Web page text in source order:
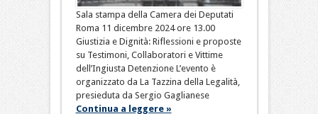
Sala stampa della Camera dei Deputati
Roma 11 dicembre 2024 ore 13.00
Giustizia e Dignità: Riflessioni e proposte
su Testimoni, Collaboratori e Vittime
dell’Ingiusta Detenzione L’evento è
organizzato da La Tazzina della Legalità,
presieduta da Sergio Gaglianese
Continua a leggere »